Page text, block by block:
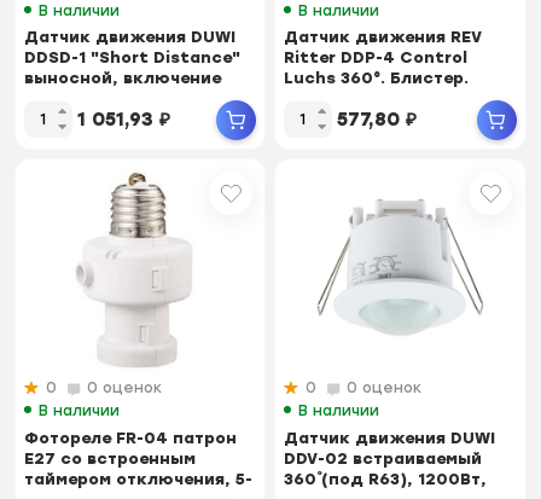
В наличии
Датчик движения DUWI
DDSD-1 "Short Distance"
выносной, включение
1 051,93 ₽
В наличии
Датчик движения REV
Ritter DDP-4 Control
Luchs 360°. Блистер.
577,80 ₽
0
0 оценок
В наличии
Фотореле FR-04 патрон
E27 со встроенным
таймером отключения, 5-
0
0 оценок
В наличии
Датчик движения DUWI
DDV-02 встраиваемый
360˚ (под R63), 1200Вт,